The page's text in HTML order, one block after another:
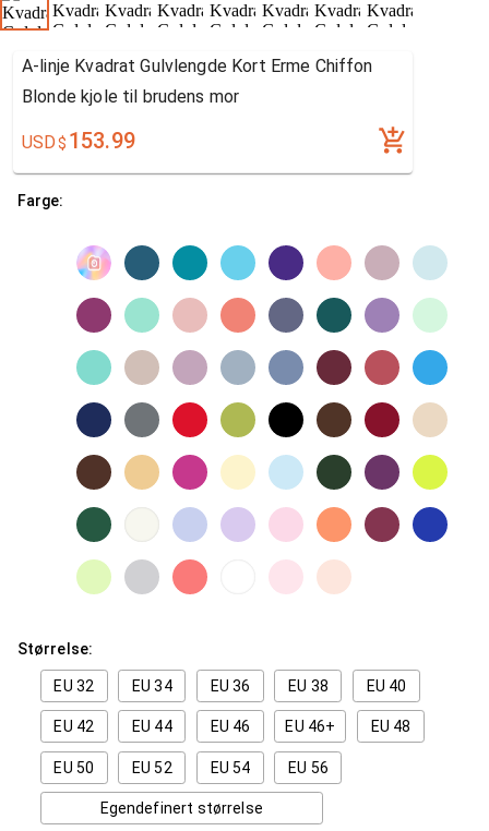
A-linje Kvadrat Gulvlengde Kort Erme Chiffon
Blonde kjole til brudens mor
USD$ 153.99
Farge:
Størrelse:
EU 32 EU 34 EU 36 EU 38 EU 40
EU 42 EU 44 EU 46 EU 46+ EU 48
EU 50 EU 52 EU 54 EU 56
Egendefinert størrelse